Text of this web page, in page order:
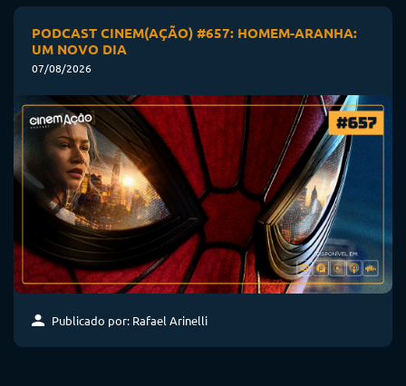
PODCAST CINEM(AÇÃO) #657: HOMEM-ARANHA:
UM NOVO DIA
07/08/2026
Publicado por: Rafael Arinelli